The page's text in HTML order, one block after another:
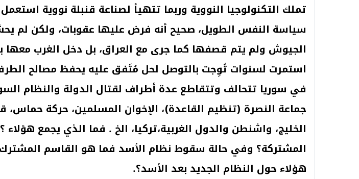
تملك التكنولوجيا النووية وربما تتهيأ لصناعة قنبلة نووية
سياسة النفس الطويل، صحيح أنه فرض عليها عقوبات، ولكن لم
الجيوش ولم يتم قصفها كما جرى مع العراق، بل دخل الغرب معها
استمرت لسنوات تُوِجت بالتوصل لحل مُتَفق عليه يحفظ مصالح
في سوريا تتحالف وتتقاطع عدة أطراف لقتال الدولة والنظام
جماعة النصرة (تنظيم القاعدة)، الإخوان المسلمين، حركة
الخليج، واشنطن والدول الغربية،تركيا، الخ . فما الذي يجمع
المشتركة؟ وفي حالة سقوط نظام الأسد فما هو القاسم
هؤلاء حول النظام الجديد بعد الأسد؟.